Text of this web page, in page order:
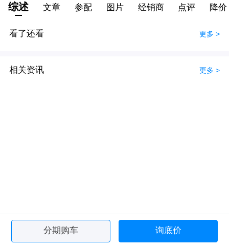
综述 文章 参配 图片 经销商 点评 降价
看了还看 更多 >
相关资讯 更多 >
分期购车 询底价